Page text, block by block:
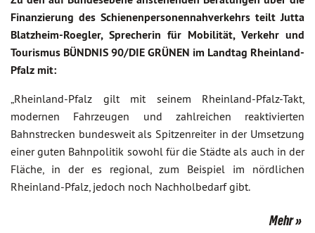
Finanzierung des Schienenpersonennahverkehrs teilt Jutta
Blatzheim-Roegler, Sprecherin für Mobilität, Verkehr und
Tourismus BÜNDNIS 90/DIE GRÜNEN im Landtag Rheinland-
Pfalz mit:
„Rheinland-Pfalz gilt mit seinem Rheinland-Pfalz-Takt,
modernen Fahrzeugen und zahlreichen reaktivierten
Bahnstrecken bundesweit als Spitzenreiter in der Umsetzung
einer guten Bahnpolitik sowohl für die Städte als auch in der
Fläche, in der es regional, zum Beispiel im nördlichen
Rheinland-Pfalz, jedoch noch Nachholbedarf gibt.
Mehr